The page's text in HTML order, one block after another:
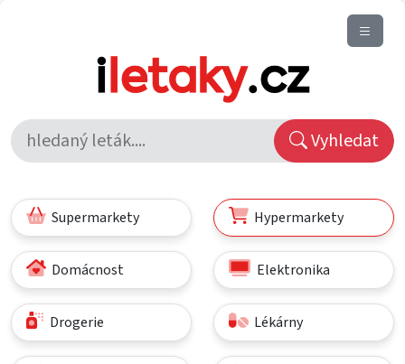
Vyhledat
Supermarkety Hypermarkety
Domácnost Elektronika
Drogerie Lékárny